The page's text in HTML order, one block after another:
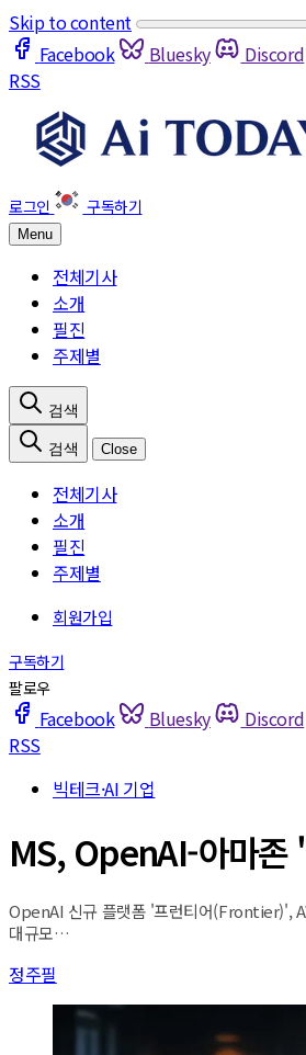
Skip to content
Facebook
Bluesky Discord
RSS
Menu
전체기사
소개
필진
주제별
Close
전체기사
소개
필진
주제별
Facebook Bluesky Discord
RSS
빅테크·AI 기업
MS, OpenAI-아마존
OpenAI 신규 플랫폼 '프런티어(Frontier)',
대규모…
정주필